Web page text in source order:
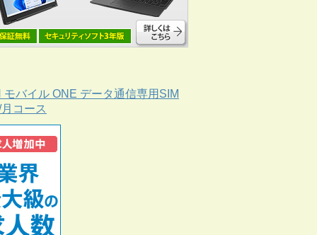
モバイル ONE データ通信専用SIM
コース